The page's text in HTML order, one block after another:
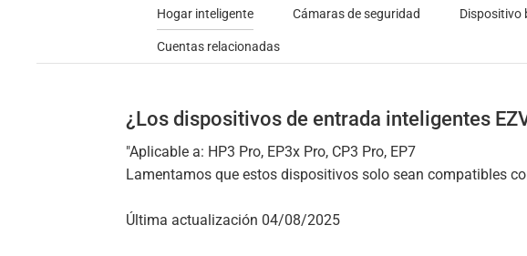
Hogar inteligente Cámaras de seguridad Dispositivo
Cuentas relacionadas
¿Los dispositivos de entrada inteligentes
"Aplicable a: HP3 Pro, EP3x Pro, CP3 Pro, EP7
Lamentamos que estos dispositivos solo sean compatibles
Última actualización 04/08/2025